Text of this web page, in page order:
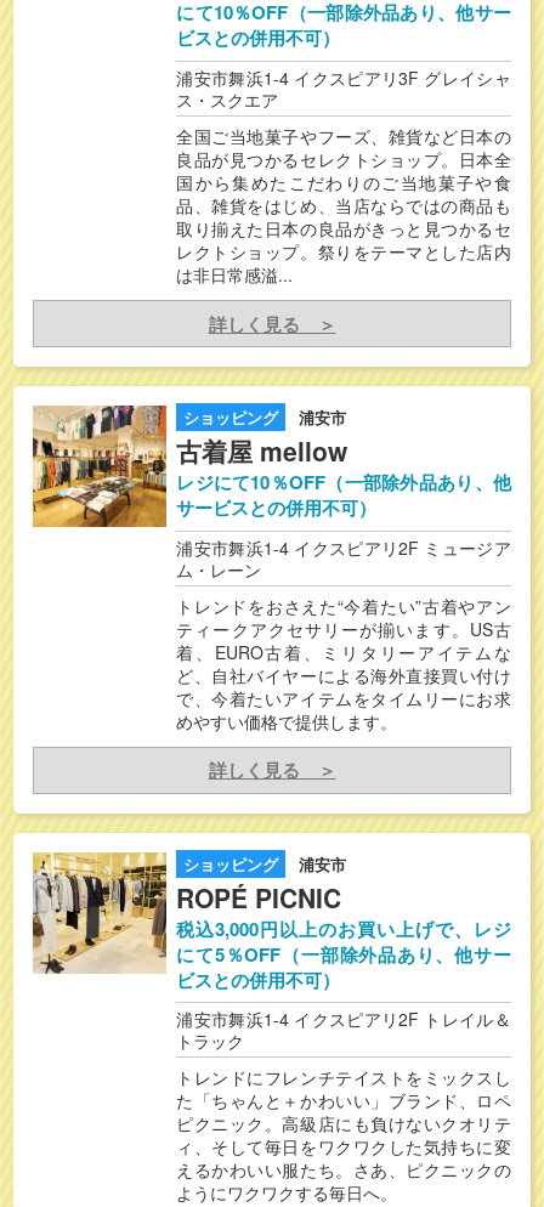
にて10％OFF（一部除外品あり、他サー
ビスとの併用不可）
浦安市舞浜1-4 イクスピアリ3F グレイシャ
ス・スクエア
全国ご当地菓子やフーズ、雑貨など日本の
良品が見つかるセレクトショップ。日本全
国から集めたこだわりのご当地菓子や食
品、雑貨をはじめ、当店ならではの商品も
取り揃えた日本の良品がきっと見つかるセ
レクトショップ。祭りをテーマとした店内
は非日常感溢...
詳しく見る ＞
ショッピング 浦安市
古着屋 mellow
レジにて10％OFF（一部除外品あり、他
サービスとの併用不可）
浦安市舞浜1-4 イクスピアリ2F ミュージア
ム・レーン
トレンドをおさえた“今着たい”古着やアン
ティークアクセサリーが揃います。US古
着、EURO古着、ミリタリーアイテムな
ど、自社バイヤーによる海外直接買い付け
で、今着たいアイテムをタイムリーにお求
めやすい価格で提供します。
詳しく見る ＞
ショッピング 浦安市
ROPÉ PICNIC
税込3,000円以上のお買い上げで、レジ
にて5％OFF（一部除外品あり、他サー
ビスとの併用不可）
浦安市舞浜1-4 イクスピアリ2F トレイル＆
トラック
トレンドにフレンチテイストをミックスし
た「ちゃんと＋かわいい」ブランド、ロペ
ピクニック。高級店にも負けないクオリテ
ィ、そして毎日をワクワクした気持ちに変
えるかわいい服たち。さあ、ピクニックの
ようにワクワクする毎日へ。